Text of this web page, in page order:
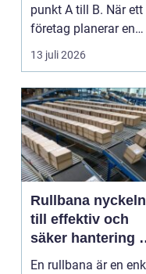
punkt A till B. När ett
företag planerar en
resa för m...
13 juli 2026
Rullbana nyckeln
till effektiv och
säker hantering
gods
En rullbana är en